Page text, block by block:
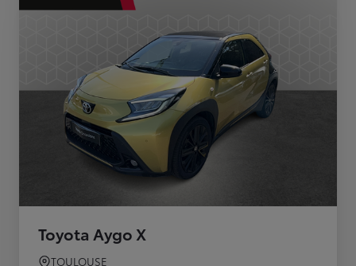
Toyota Aygo X
TOULOUSE